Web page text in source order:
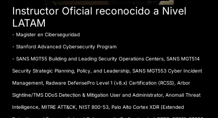
Instructor Oficial reconocido a Nivel
LATAM
- Magister en Ciberseguridad
- Stanford Advanced Cybersecurity Program
- SANS MGT55 Building and Leading Security Operations Centers, SANS MGT514
Security Strategic Planning, Policy, and Leadership, SANS MGT553 Cyber Incident
Management, Radware DefensePro Level 1 (v8.x) Certification (RCSS), Arbor
Sightline/TMS DDoS Detection & Mitigation User and Administrator, Anomali Threat
Intelligence, MITRE ATT&CK, NIST 800-53, Palo Alto Cortex XDR (Extended